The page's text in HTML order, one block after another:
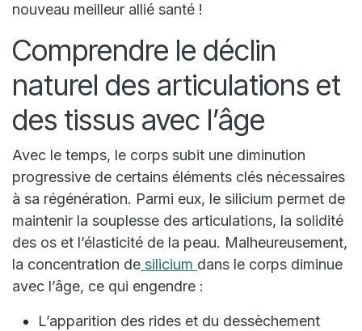
nouveau meilleur allié santé !
Comprendre le déclin
naturel des articulations et
des tissus avec l’âge
Avec le temps, le corps subit une diminution
progressive de certains éléments clés nécessaires
à sa régénération. Parmi eux, le silicium permet de
maintenir la souplesse des articulations, la solidité
des os et l’élasticité de la peau. Malheureusement,
la concentration de silicium dans le corps diminue
avec l’âge, ce qui engendre :
L’apparition des rides et du dessèchement